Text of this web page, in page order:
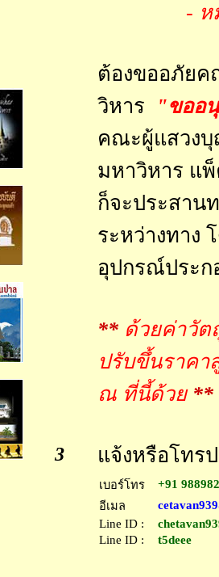
- ห
ต้องขออภัยค
วิหาร
"ขออ
คณะผู้แสวงบุ
มหาวิหาร แ
ก็จะประสาน
ระหว่างทาง
อุปกรณ์ประ
** ด้วยค่าวัต
ปรับขึ้นราคา
ณ ที่นี้ด้วย **
3 แจ้งหรือโทร
เบอร์โทร
+91
อีเมล
Line ID :
Line ID :
t5deee